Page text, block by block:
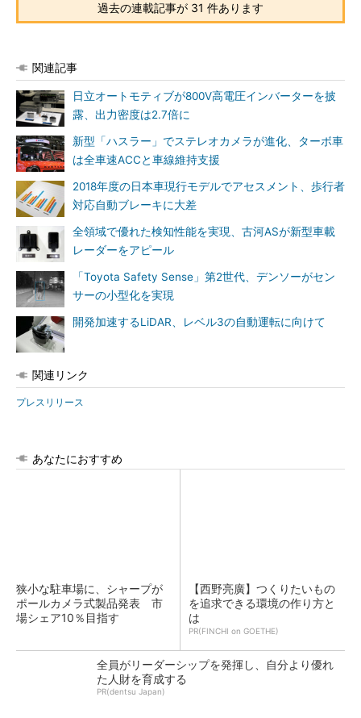
過去の連載記事が 31 件あります
関連記事
日立オートモティブが800V高電圧インバーターを披
露、出力密度は2.7倍に
新型「ハスラー」でステレオカメラが進化、ターボ車
は全車速ACCと車線維持支援
2018年度の日本車現行モデルでアセスメント、歩行者
対応自動ブレーキに大差
全領域で優れた検知性能を実現、古河ASが新型車載
レーダーをアピール
「Toyota Safety Sense」第2世代、デンソーがセン
サーの小型化を実現
開発加速するLiDAR、レベル3の自動運転に向けて
関連リンク
プレスリリース
あなたにおすすめ
狭小な駐車場に、シャープが
ポールカメラ式製品発表 市
場シェア10％目指す
【西野亮廣】つくりたいもの
を追求できる環境の作り方と
は
PR(FINCHI on GOETHE)
全員がリーダーシップを発揮し、自分より優れ
た人財を育成する
PR(dentsu Japan)